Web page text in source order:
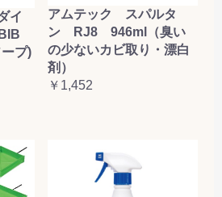
イ
BIB
プ)
アムテック スパルタ
ン RJ8 946ml（臭い
の少ないカビ取り・漂白
剤）
￥1,452